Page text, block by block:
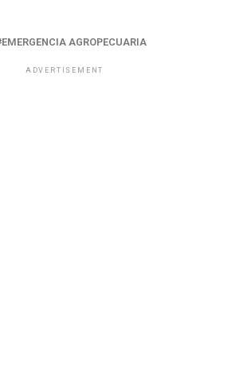
EMERGENCIA AGROPECUARIA
ADVERTISEMENT